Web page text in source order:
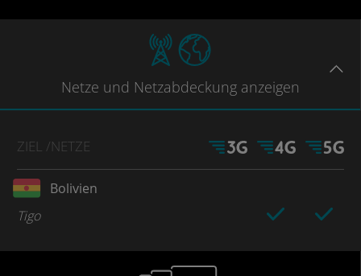
Netze und Netzabdeckung anzeigen
ZIEL /NETZE
Bolivien
Tigo